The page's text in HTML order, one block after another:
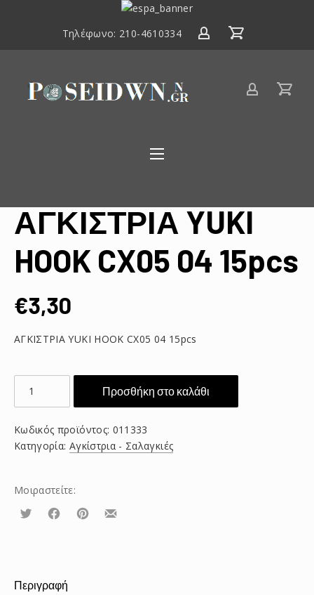
ΕΣΠΑ
2020
Τηλέφωνο: 210-4610334
Είδη
ΑΓΚΙΣΤΡΙΑ YUKI
HOOK CX05 04 15pcs
€3,30
ΑΓΚΙΣΤΡΙΑ YUKI HOOK CX05 04 15pcs
YUKI
CX05
04
Προσθήκη στο καλάθι
Κωδικός προϊόντος: 011333
Κατηγορία: Αγκίστρια - Σαλαγκιές
Μοιραστείτε:
Τουίτα ΜοιραστείτεΜοιραστείτεΜοιραστείτε
Περιγραφή